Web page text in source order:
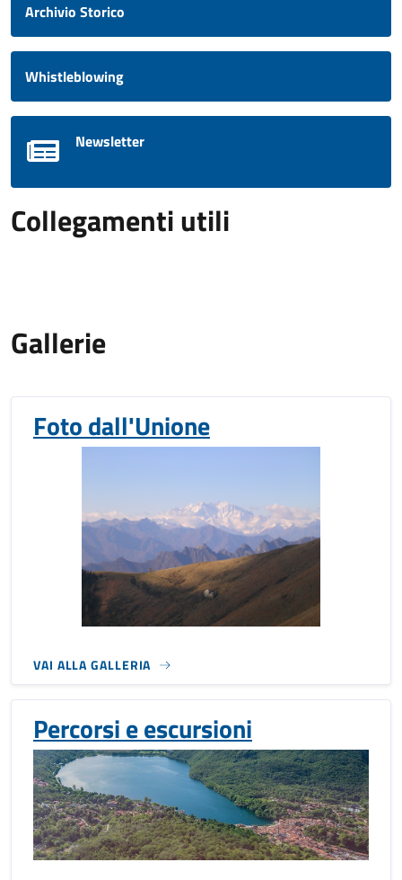
Archivio Storico
Whistleblowing
Newsletter
Collegamenti utili
Gallerie
Foto dall'Unione
VAI ALLA GALLERIA
Percorsi e escursioni